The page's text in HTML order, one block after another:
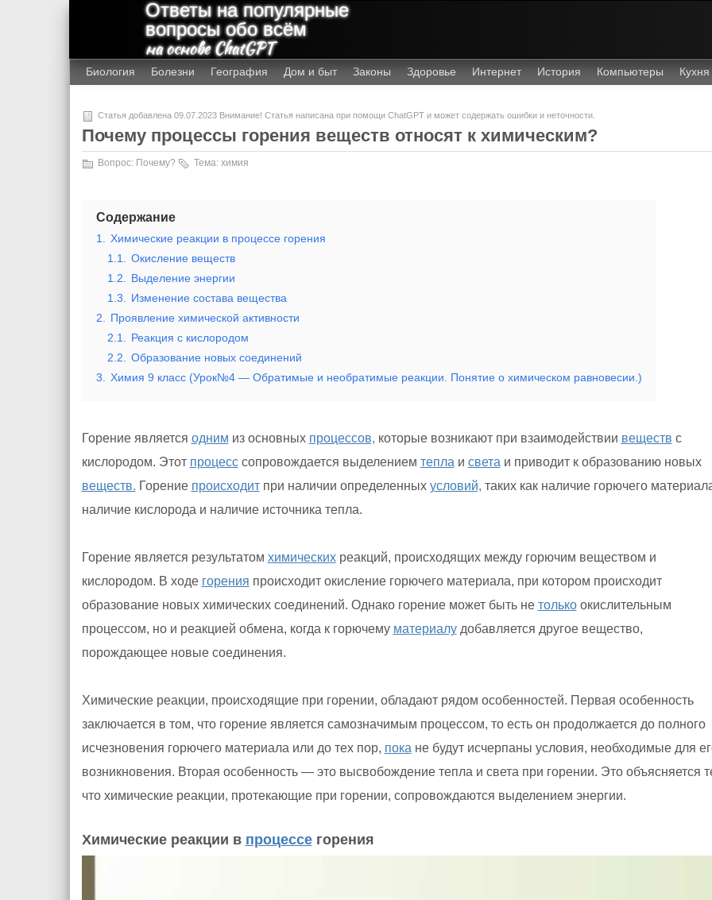
Ответы на популярные
вопросы обо всём
на основе ChatGPT
Биология Болезни География Дом и быт Законы Здоровье Интернет История Компьютеры Кухня
Статья добавлена 09.07.2023 Внимание! Статья написана при помощи ChatGPT и может содержать ошибки и неточности.
Почему процессы горения веществ относят к химическим?
Вопрос: Почему? Тема: химия
Содержание
1.
Химические реакции в процессе горения
1.1.
Окисление веществ
1.2.
Выделение энергии
1.3.
Изменение состава вещества
2.
Проявление химической активности
2.1.
Реакция с кислородом
2.2.
Образование новых соединений
3.
Химия 9 класс (Урок№4 — Обратимые и необратимые реакции. Понятие о химическом равновесии.)
Горение является одним из основных процессов, которые возникают при взаимодействии веществ с
кислородом. Этот процесссопровождается выделением тепла и света и приводит к образованию новых
веществ. Горение происходитпри наличии определенных условий, таких как наличие горючего
наличие кислорода и наличие источника тепла.
Горение является результатом химическихреакций, происходящих между горючим веществом и
кислородом. В ходе горения происходит окисление горючего материала, при котором происходит
образование новых химических соединений. Однако горение может быть не толькоокислительным
процессом, но и реакцией обмена, когда к горючему материалудобавляется другое вещество,
порождающее новые соединения.
Химические реакции, происходящие при горении, обладают рядом особенностей. Первая особенность
заключается в том, что горение является самозначимым процессом, то есть он продолжается до полного
исчезновения горючего материала или до тех пор, пока не будут исчерпаны условия, необходимые для
возникновения. Вторая особенность — это высвобождение тепла и света при горении. Это объясняется
что химические реакции, протекающие при горении, сопровождаются выделением энергии.
Химические реакции в процессегорения